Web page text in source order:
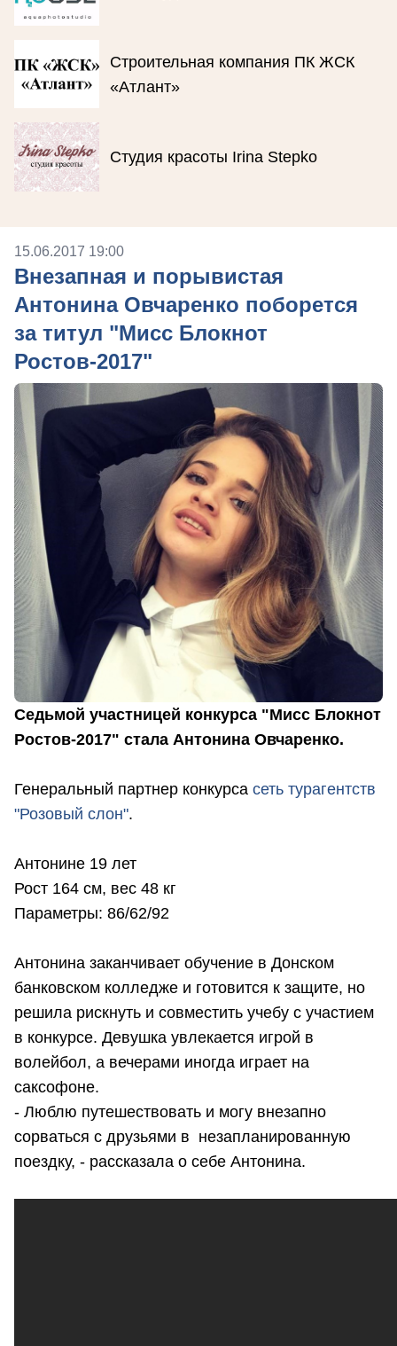
Строительная компания ПК ЖСК
«Атлант»
Студия красоты Irina Stepko
15.06.2017 19:00
Внезапная и порывистая
Антонина Овчаренко поборется
за титул "Мисс Блокнот
Ростов-2017"
Седьмой участницей конкурса "Мисс Блокнот
Ростов-2017" стала Антонина Овчаренко.
Генеральный партнер конкурса сеть турагентств
"Розовый слон".
Антонине 19 лет
Рост 164 см, вес 48 кг
Параметры: 86/62/92
Антонина заканчивает обучение в Донском
банковском колледже и готовится к защите, но
решила рискнуть и совместить учебу с участием
в конкурсе. Девушка увлекается игрой в
волейбол, а вечерами иногда играет на
саксофоне.
- Люблю путешествовать и могу внезапно
сорваться с друзьями в незапланированную
поездку, - рассказала о себе Антонина.